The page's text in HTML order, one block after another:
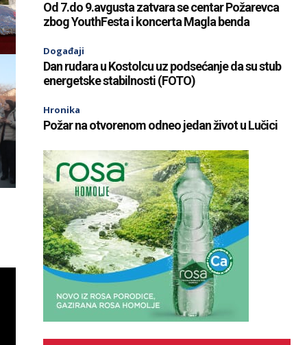
Od 7.do 9.avgusta zatvara se centar Požarevca
zbog YouthFesta i koncerta Magla benda
Događaji
Dan rudara u Kostolcu uz podsećanje da su stub
energetske stabilnosti (FOTO)
Hronika
Požar na otvorenom odneo jedan život u Lučici